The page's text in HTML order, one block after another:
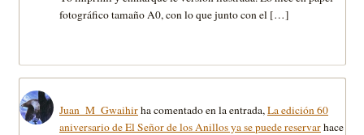
fotográfico tamaño A0, con lo que junto con el […]
Juan_M_Gwaihirha comentado en la entrada,La edición 60
aniversario de El Señor de los Anillos ya se puede reservarhace